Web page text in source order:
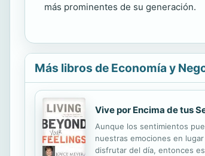
más prominentes de su generación.
Más libros de Economía y
Vive por Encima de tus
Aunque los sentimientos
nuestras emociones en
disfrutar del día, entonces